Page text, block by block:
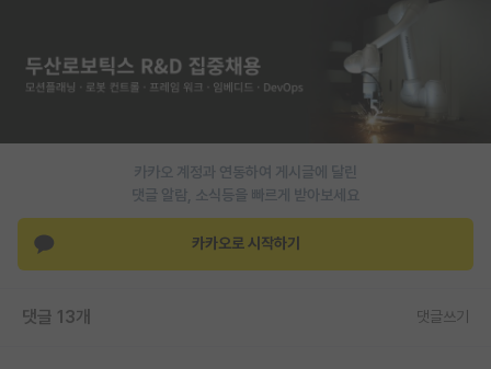
커리어
유학교육
이벤트
반도체 아카데미
카카오 계정과 연동하여 게시글에 달린
댓글 알람, 소식등을 빠르게 받아보세요
카카오로 시작하기
댓글 13개 댓글쓰기